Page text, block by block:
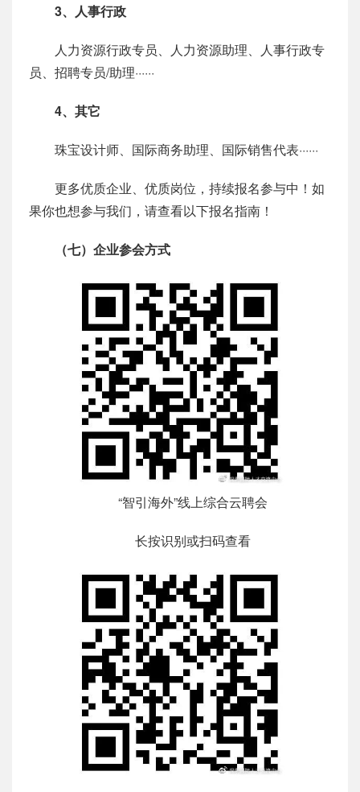
3、人事行政
人力资源行政专员、人力资源助理、人事行政专
员、招聘专员/助理······
4、其它
珠宝设计师、国际商务助理、国际销售代表······
更多优质企业、优质岗位，持续报名参与中！如
果你也想参与我们，请查看以下报名指南！
（七）企业参会方式
“智引海外”线上综合云聘会
长按识别或扫码查看